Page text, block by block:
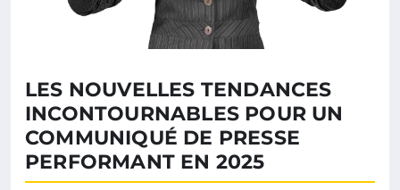
LES NOUVELLES TENDANCES
INCONTOURNABLES POUR UN
COMMUNIQUÉ DE PRESSE
PERFORMANT EN 2025